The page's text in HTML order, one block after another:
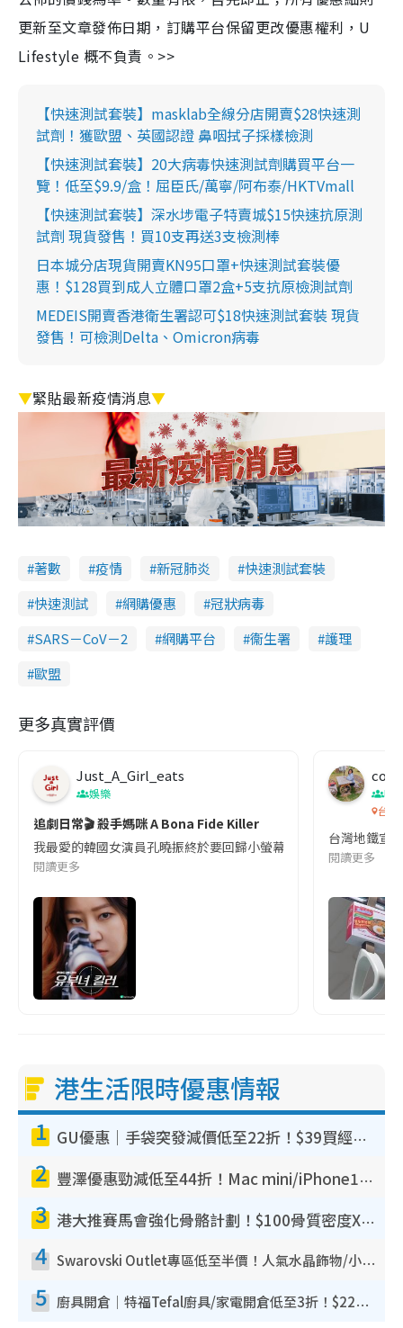
更新至文章發佈日期，訂購平台保留更改優惠權利，U
Lifestyle 概不負責。>>
【快速測試套裝】masklab全線分店開賣$28快速測
試劑！獲歐盟、英國認證 鼻咽拭子採樣檢測
【快速測試套裝】20大病毒快速測試劑購買平台一
覽！低至$9.9/盒！屈臣氏/萬寧/阿布泰/HKTVmall
【快速測試套裝】深水埗電子特賣城$15快速抗原測
試劑 現貨發售！買10支再送3支檢測棒
日本城分店現貨開賣KN95口罩+快速測試套裝優
惠！$128買到成人立體口罩2盒+5支抗原檢測試劑
MEDEIS開賣香港衛生署認可$18快速測試套裝 現貨
發售！可檢測Delta、Omicron病毒
▼緊貼最新疫情消息▼
著數 疫情 新冠肺炎
快速測試套裝
快速測試
網購優惠
冠狀病毒
SARS－CoV－2
網購平台 衞生署
護理
歐盟
更多真實評價
Just_A_Girl_eats
娛樂
追劇日常🎬 殺手媽咪 A Bona Fide Killer
我最愛的韓國女演員孔曉振終於要回歸小螢幕啦!這次的劇本改編
閱讀更多
co
吹
台灣
台灣地鐵宣
閱讀更多
港生活限時優惠情報
1 GU優惠｜手袋突發減價低至22折！$39買經典波士頓包/餃子袋！飾物同步減價$29起！
2 豐澤優惠勁減低至44折！Mac mini/iPhone17Pro大減價！廚房家電$220起
3 港大推賽馬會強化骨骼計劃！$100骨質密度X光檢查 完成免費運動訓練送超市禮券！附參加資格
4 Swarovski Outlet專區低至半價！人氣水晶飾物/小擺設$138起！迪士尼款/水晶高跟鞋都有平
5 廚具開倉｜特福Tefal廚具/家電開倉低至3折！$220起買平底鍋/炒鑊/湯煲！電飯煲/吸塵機/燙斗$418起